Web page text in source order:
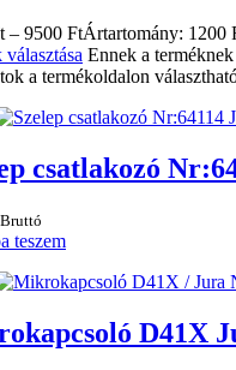
– 9500 FtÁrtartomány: 1200
Ennek a
a termékoldalon
csatlakozó
Bruttó
teszem
D41X